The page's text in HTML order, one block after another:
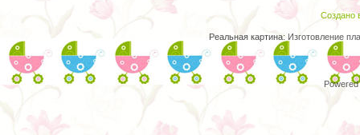
Создано
Реальная картина: Изготовление